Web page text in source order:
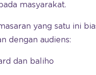
masyarakat.
yang satu ini
dengan audiens:
dan baliho